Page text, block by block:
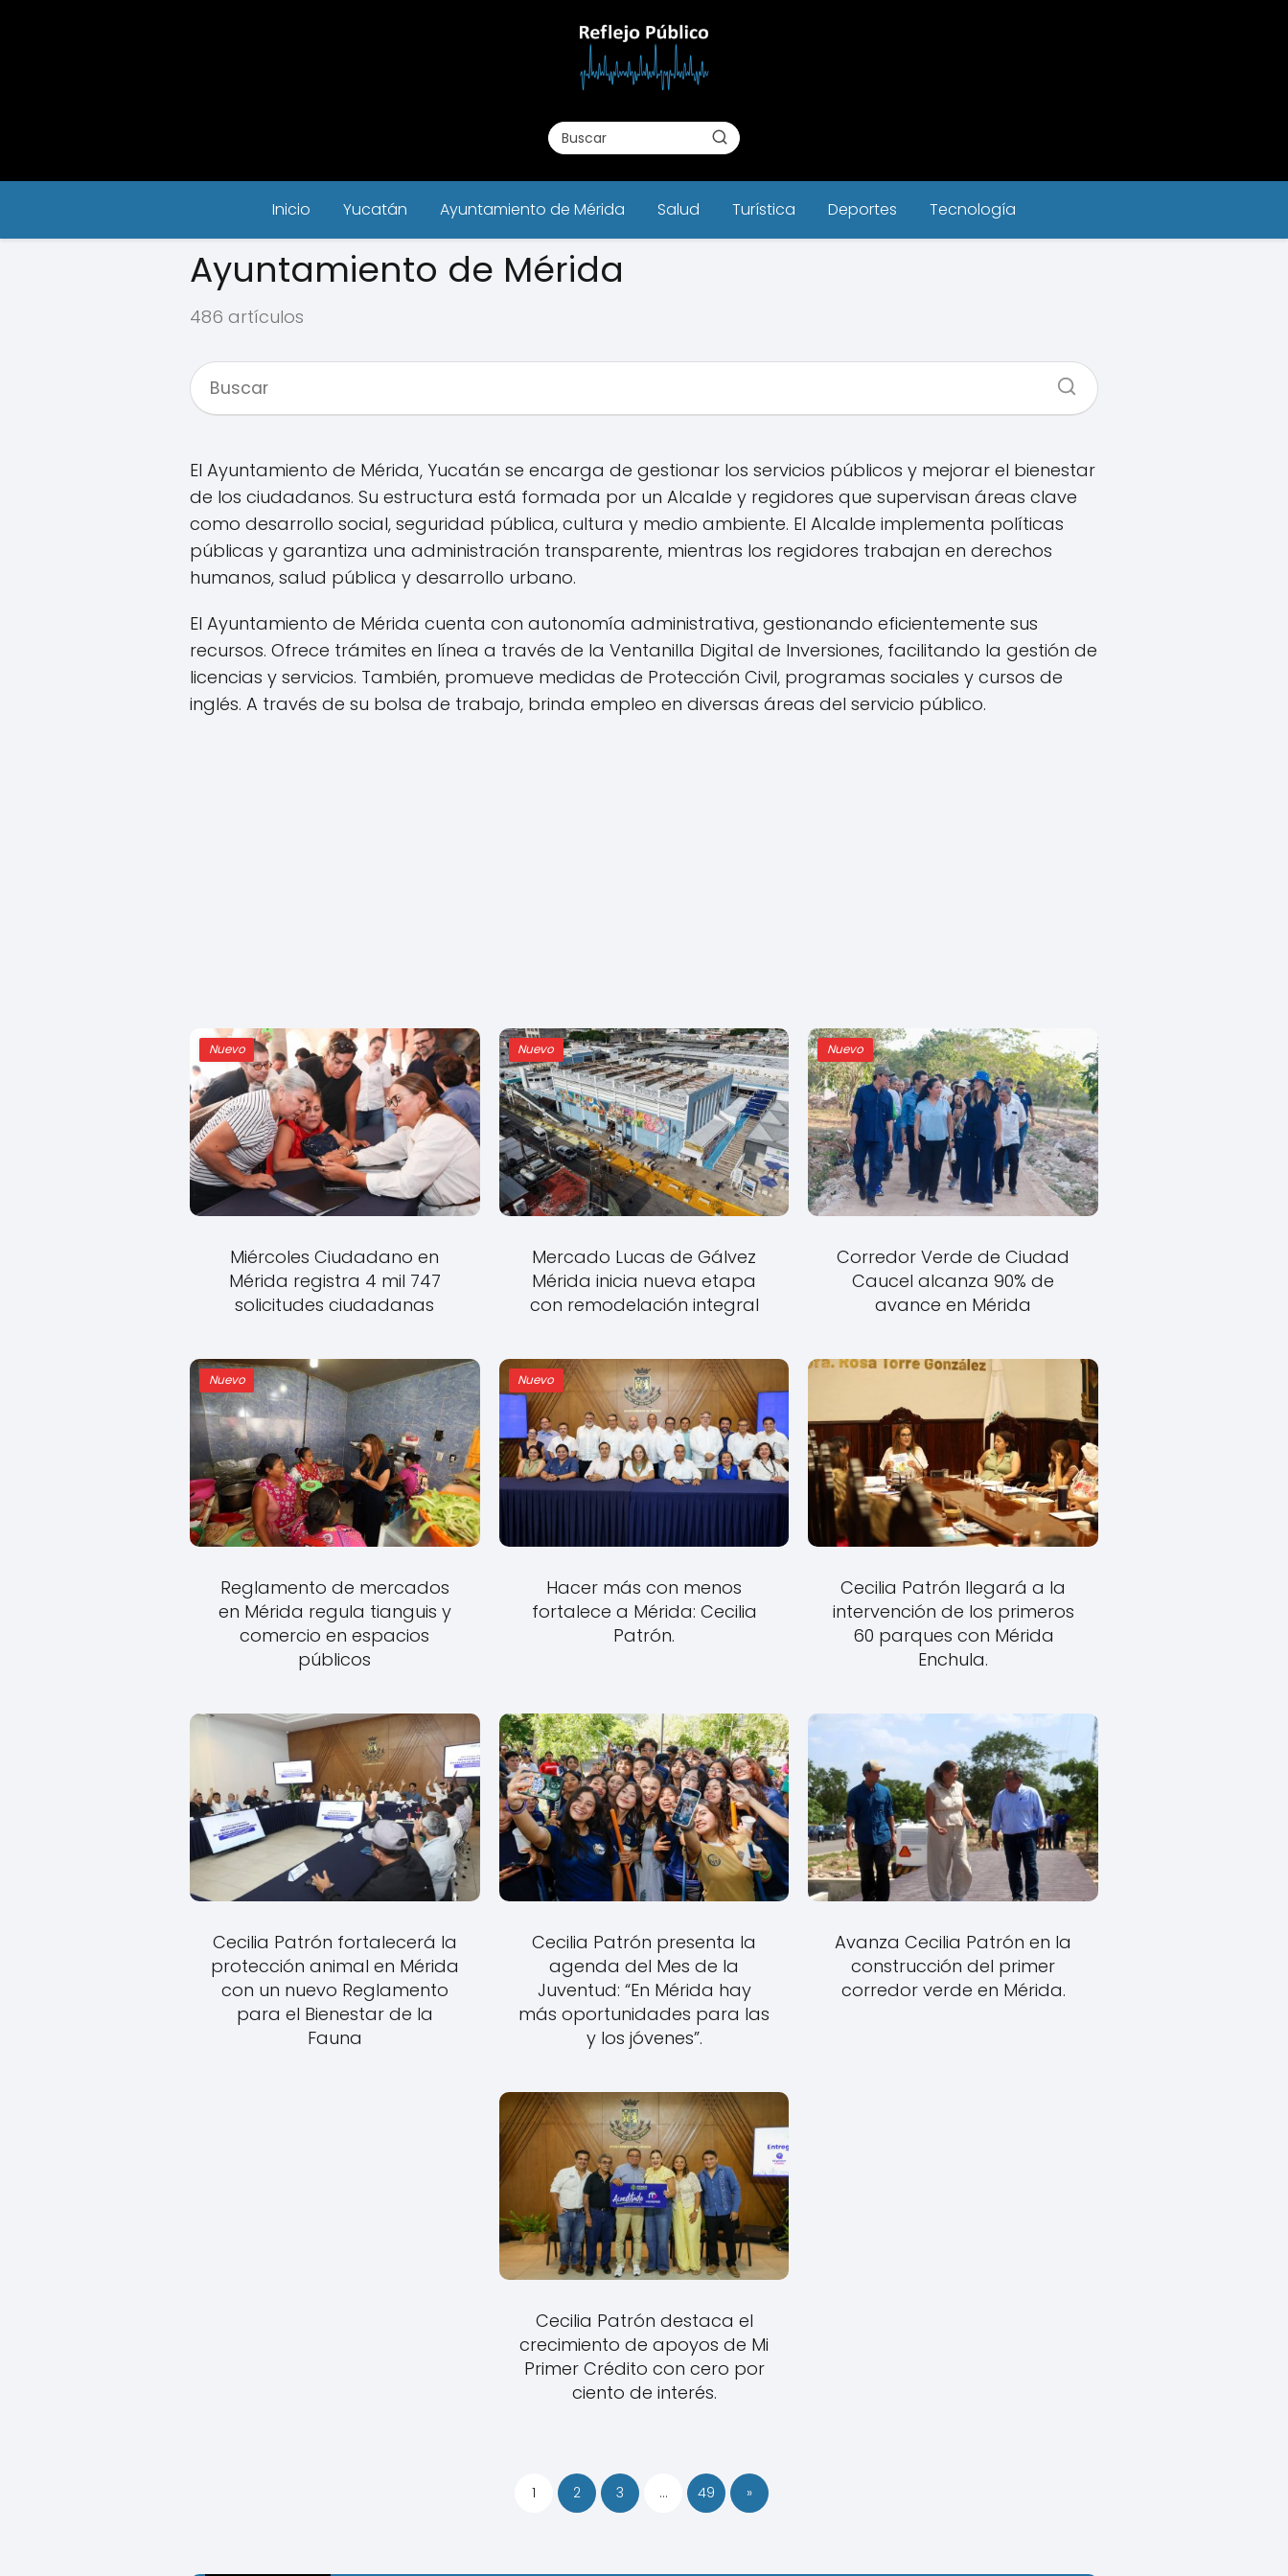
Inicio Yucatán Ayuntamiento de Mérida Salud Turística Deportes Tecnología
Ayuntamiento de Mérida
486 artículos
El Ayuntamiento de Mérida, Yucatán se encarga de gestionar los servicios públicos y mejorar el bienestar
de los ciudadanos. Su estructura está formada por un Alcalde y regidores que supervisan áreas clave
como desarrollo social, seguridad pública, cultura y medio ambiente. El Alcalde implementa políticas
públicas y garantiza una administración transparente, mientras los regidores trabajan en derechos
humanos, salud pública y desarrollo urbano.
El Ayuntamiento de Mérida cuenta con autonomía administrativa, gestionando eficientemente sus
recursos. Ofrece trámites en línea a través de la Ventanilla Digital de Inversiones, facilitando la gestión de
licencias y servicios. También, promueve medidas de Protección Civil, programas sociales y cursos de
inglés. A través de su bolsa de trabajo, brinda empleo en diversas áreas del servicio público.
Nuevo
Miércoles Ciudadano en
Mérida registra 4 mil 747
solicitudes ciudadanas
Nuevo
Mercado Lucas de Gálvez
Mérida inicia nueva etapa
con remodelación integral
Nuevo
Corredor Verde de Ciudad
Caucel alcanza 90% de
avance en Mérida
Nuevo
Reglamento de mercados
en Mérida regula tianguis y
comercio en espacios
públicos
Nuevo
Hacer más con menos
fortalece a Mérida: Cecilia
Patrón.
Cecilia Patrón llegará a la
intervención de los primeros
60 parques con Mérida
Enchula.
Cecilia Patrón fortalecerá la
protección animal en Mérida
con un nuevo Reglamento
para el Bienestar de la
Fauna
Cecilia Patrón presenta la
agenda del Mes de la
Juventud: “En Mérida hay
más oportunidades para las
y los jóvenes”.
Avanza Cecilia Patrón en la
construcción del primer
corredor verde en Mérida.
Cecilia Patrón destaca el
crecimiento de apoyos de Mi
Primer Crédito con cero por
ciento de interés.
1 2 3 … 49 »